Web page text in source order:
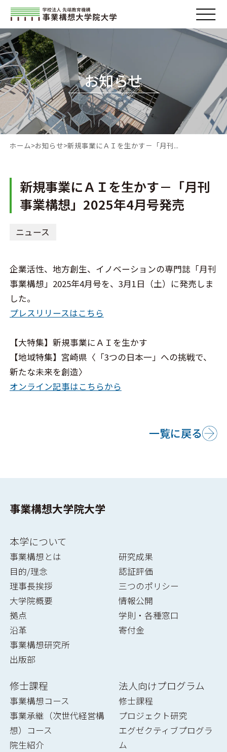
お知らせ
ホーム お知らせ 新規事業にＡＩを生かす－「月刊...
新規事業にＡＩを生かす－「月刊
事業構想」2025年4月号発売
ニュース
企業活性、地方創生、イノベーションの専門誌「月刊
事業構想」2025年4月号を、3月1日（土）に発売しま
した。
プレスリリースはこちら
【大特集】新規事業にＡＩを生かす
【地域特集】宮崎県〈「3つの日本一」への挑戦で、
新たな未来を創造〉
オンライン記事はこちらから
一覧に戻る
事業構想大学院大学
本学について
事業構想とは
目的/理念
理事長挨拶
大学院概要
拠点
沿革
事業構想研究所
出版部
研究成果
認証評価
三つのポリシー
情報公開
学則・各種窓口
寄付金
修士課程
事業構想コース
事業承継（次世代経営構
想）コース
院生紹介
法人向けプログラム
修士課程
プロジェクト研究
エグゼクティブプログラ
ム